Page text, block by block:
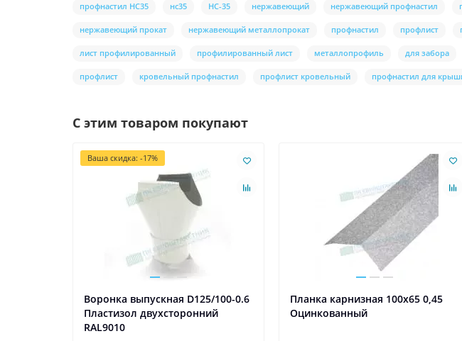
профнастил НС35 нс35 НС-35 нержавеющий нержавеющий профнастил
нержавеющий прокат нержавеющий металлопрокат профнастил профлист
лист профилированный профилированный лист металлопрофиль для забора
профлист кровельный профнастил профлист кровельный профнастил для
С этим товаром покупают
Ваша скидка: -17%
Воронка выпускная D125/100-0.6
Пластизол двухсторонний
RAL9010
Планка карнизная 100х65 0,45
Оцинкованный